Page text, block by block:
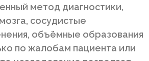
метод диагностики,
сосудистые
объёмные образования
по жалобам пациента или